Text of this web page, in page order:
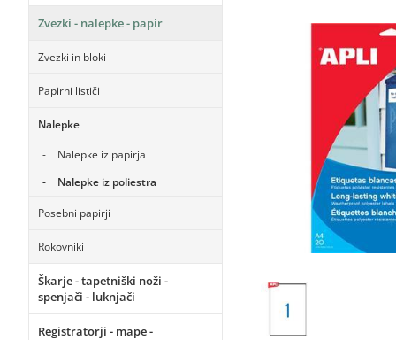
Zvezki - nalepke - papir
Zvezki in bloki
Papirni lističi
Nalepke
Nalepke iz papirja
Nalepke iz poliestra
Posebni papirji
Rokovniki
Škarje - tapetniški noži -
spenjači - luknjači
Registratorji - mape -